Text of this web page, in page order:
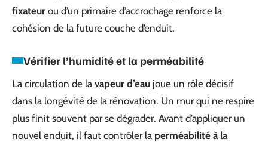
fixateur ou d’un primaire d’accrochage renforce la
cohésion de la future couche d’enduit.
Vérifier l’humidité et la perméabilité
La circulation de la vapeur d’eau joue un rôle décisif
dans la longévité de la rénovation. Un mur qui ne respire
plus finit souvent par se dégrader. Avant d’appliquer un
nouvel enduit, il faut contrôler la perméabilité à la